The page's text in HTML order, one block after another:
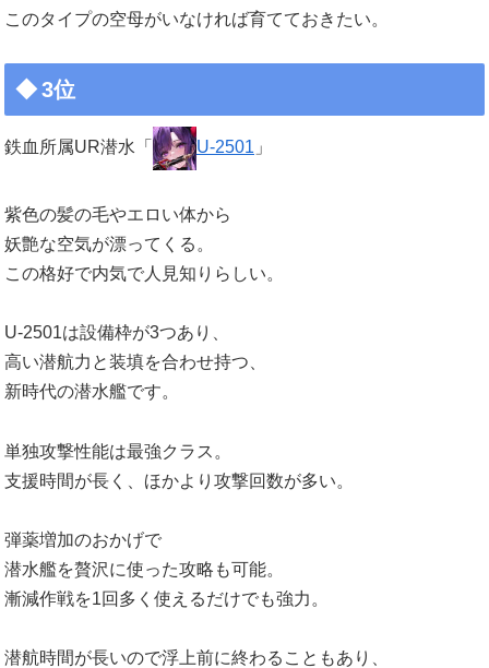
このタイプの空母がいなければ育てておきたい。
3位
鉄血所属UR潜水「 U-2501 」
紫色の髪の毛やエロい体から
妖艶な空気が漂ってくる。
この格好で内気で人見知りらしい。
U-2501は設備枠が3つあり、
高い潜航力と装填を合わせ持つ、
新時代の潜水艦です。
単独攻撃性能は最強クラス。
支援時間が長く、ほかより攻撃回数が多い。
弾薬増加のおかげで
潜水艦を贅沢に使った攻略も可能。
漸減作戦を1回多く使えるだけでも強力。
潜航時間が長いので浮上前に終わることもあり、